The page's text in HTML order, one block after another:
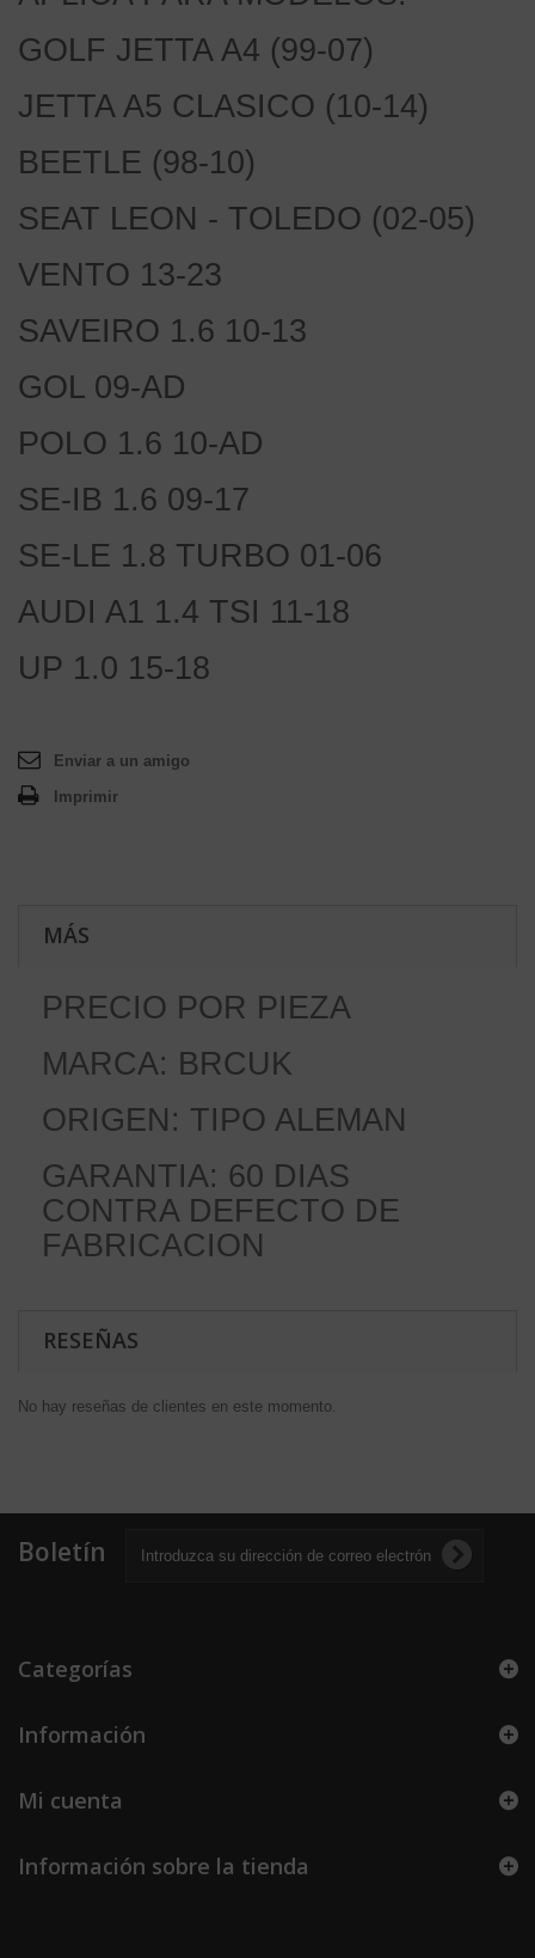
GOLF JETTA A4 (99-07)
JETTA A5 CLASICO (10-14)
BEETLE (98-10)
SEAT LEON - TOLEDO (02-05)
VENTO 13-23
SAVEIRO 1.6 10-13
GOL 09-AD
POLO 1.6 10-AD
SE-IB 1.6 09-17
SE-LE 1.8 TURBO 01-06
AUDI A1 1.4 TSI 11-18
UP 1.0 15-18
Enviar a un amigo
Imprimir
MÁS
PRECIO POR PIEZA
MARCA: BRCUK
ORIGEN: TIPO ALEMAN
GARANTIA: 60 DIAS
CONTRA DEFECTO DE
FABRICACION
RESEÑAS
No hay reseñas de clientes en este momento.
Boletín
Categorías
Información
Mi cuenta
Información sobre la tienda